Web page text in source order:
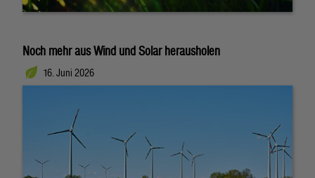
Noch mehr aus Wind und Solar herausholen
16. Juni 2026